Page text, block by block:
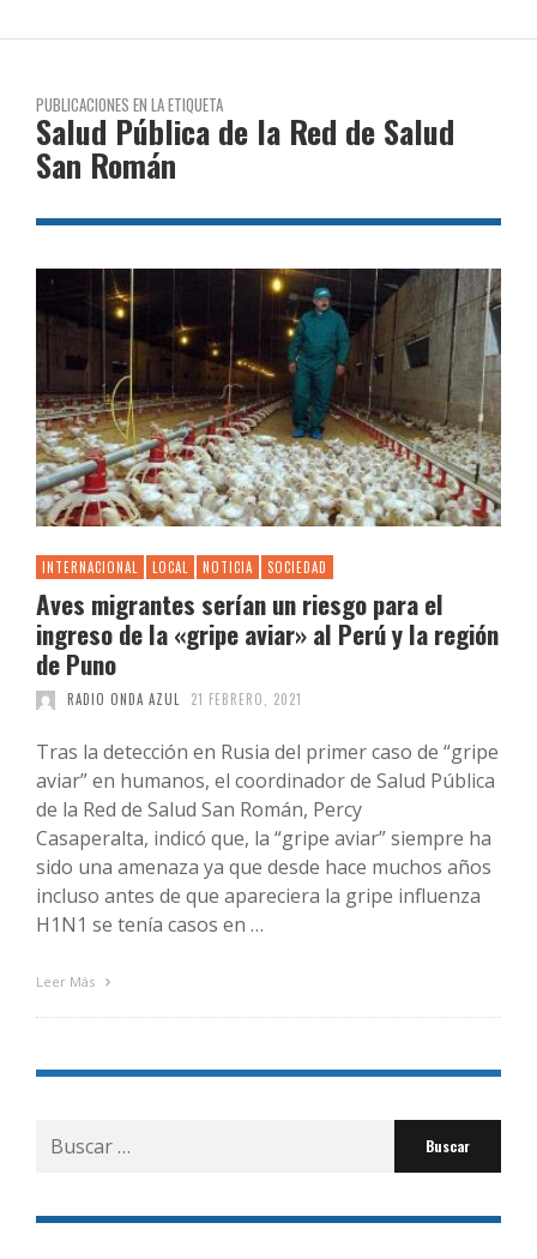
PUBLICACIONES EN LA ETIQUETA
Salud Pública de la Red de Salud
San Román
INTERNACIONAL LOCAL NOTICIA SOCIEDAD
Aves migrantes serían un riesgo para el
ingreso de la «gripe aviar» al Perú y la región
de Puno
RADIO ONDA AZUL 21 FEBRERO, 2021
Tras la detección en Rusia del primer caso de “gripe
aviar” en humanos, el coordinador de Salud Pública
de la Red de Salud San Román, Percy
Casaperalta, indicó que, la “gripe aviar” siempre ha
sido una amenaza ya que desde hace muchos años
incluso antes de que apareciera la gripe influenza
H1N1 se tenía casos en …
Leer Más
Buscar
por: